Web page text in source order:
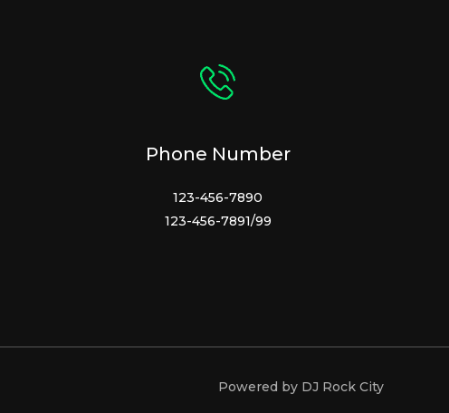
Phone Number
123-456-7890
123-456-7891/99
Powered by DJ Rock City